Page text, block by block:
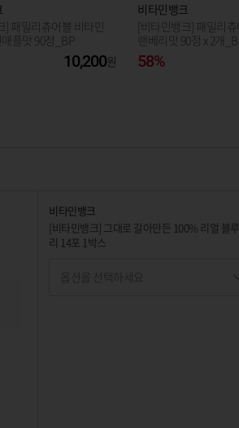
] 패밀리츄어블 비타민
플맛 90정_BP
10,200
비타민뱅크
[비타민뱅크] 패밀리츄
랜베리맛 90정 x 2개_BP
58%
비타민뱅크
[비타민뱅크] 그대로 갈아만든 100% 리얼 블
리 14포 1박스